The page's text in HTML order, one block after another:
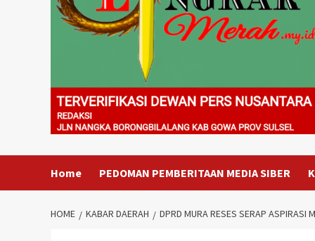
Home PEDOMAN PEMBERITAAN MEDIA SIBER
HOME KABAR DAERAH DPRD MURA RESES SERAP ASPIRASI